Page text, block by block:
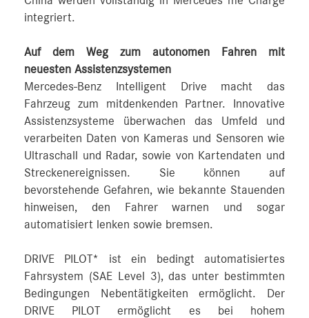
integriert.
Auf dem Weg zum autonomen Fahren mit
neuesten Assistenzsystemen
Mercedes-Benz Intelligent Drive macht das
Fahrzeug zum mitdenkenden Partner. Innovative
Assistenzsysteme überwachen das Umfeld und
verarbeiten Daten von Kameras und Sensoren wie
Ultraschall und Radar, sowie von Kartendaten und
Streckenereignissen. Sie können auf
bevorstehende Gefahren, wie bekannte Stauenden
hinweisen, den Fahrer warnen und sogar
automatisiert lenken sowie bremsen.
DRIVE PILOT* ist ein bedingt automatisiertes
Fahrsystem (SAE Level 3), das unter bestimmten
Bedingungen Nebentätigkeiten ermöglicht. Der
DRIVE PILOT ermöglicht es bei hohem